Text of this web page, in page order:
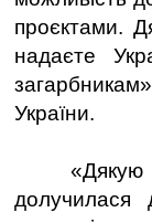
проєктами.
надаєте
України.
«Дякую
долучилася